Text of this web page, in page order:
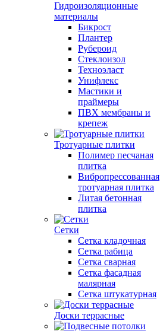
Гидроизоляционные
материалы
Бикрост
Плантер
Рубероид
Стеклоизол
Техноэласт
Унифлекс
Мастики и
праймеры
ПВХ мембраны и
крепеж
Тротуарные плитки
Полимер песчаная
плитка
Вибропрессованная
тротуарная плитка
Литая бетонная
плитка
Сетки
Сетка кладочная
Сетка рабица
Сетка сварная
Сетка фасадная
малярная
Сетка штукатурная
Доски террасные